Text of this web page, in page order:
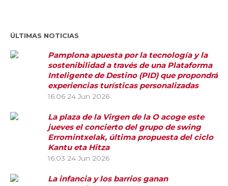
ÚLTIMAS NOTICIAS
Pamplona apuesta por la tecnología y la
sostenibilidad a través de una Plataforma
Inteligente de Destino (PID) que propondrá
experiencias turísticas personalizadas
16:06 24 Jun 2026
La plaza de la Virgen de la O acoge este
jueves el concierto del grupo de swing
Erromintxelak, última propuesta del ciclo
Kantu eta Hitza
16:03 24 Jun 2026
La infancia y los barrios ganan